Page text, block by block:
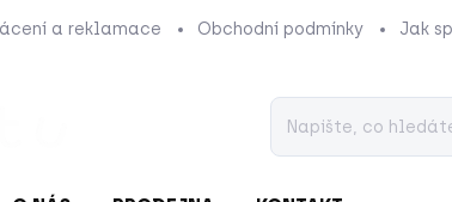
a reklamace Obchodní podmínky Jak